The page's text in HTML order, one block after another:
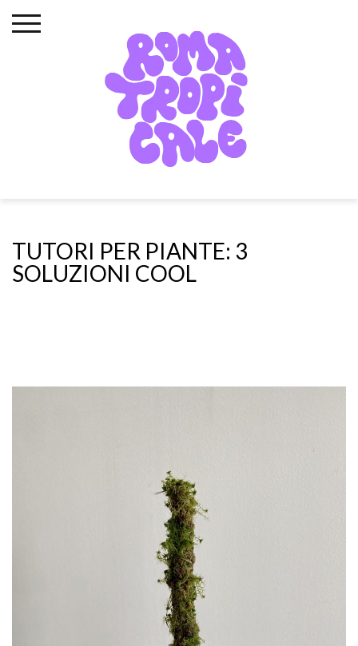
to
TUTORI PER PIANTE: 3
SOLUZIONI COOL